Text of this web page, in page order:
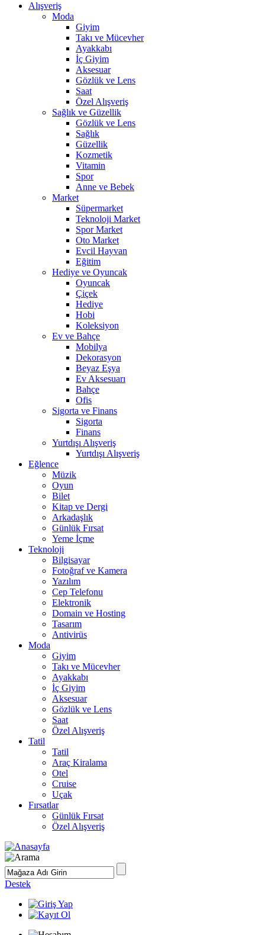
Alışveriş
Moda
Giyim
Takı ve Mücevher
Ayakkabı
İç Giyim
Aksesuar
Gözlük ve Lens
Saat
Özel Alışveriş
Sağlık ve Güzellik
Gözlük ve Lens
Sağlık
Güzellik
Kozmetik
Vitamin
Spor
Anne ve Bebek
Market
Süpermarket
Teknoloji Market
Spor Market
Oto Market
Evcil Hayvan
Eğitim
Hediye ve Oyuncak
Oyuncak
Çiçek
Hediye
Hobi
Koleksiyon
Ev ve Bahçe
Mobilya
Dekorasyon
Beyaz Eşya
Ev Aksesuarı
Bahçe
Ofis
Sigorta ve Finans
Sigorta
Finans
Yurtdışı Alışveriş
Yurtdışı Alışveriş
Eğlence
Müzik
Oyun
Bilet
Kitap ve Dergi
Arkadaşlık
Günlük Fırsat
Yeme İçme
Teknoloji
Bilgisayar
Fotoğraf ve Kamera
Yazılım
Cep Telefonu
Elektronik
Domain ve Hosting
Tasarım
Antivirüs
Moda
Giyim
Takı ve Mücevher
Ayakkabı
İç Giyim
Aksesuar
Gözlük ve Lens
Saat
Özel Alışveriş
Tatil
Tatil
Araç Kiralama
Otel
Cruise
Uçak
Fırsatlar
Günlük Fırsat
Özel Alışveriş
Destek